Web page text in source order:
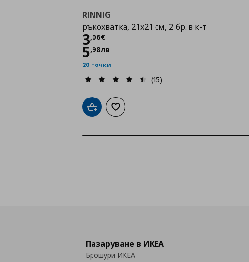
RINNIG
ръкохватка, 21x21 см, 2 бр. в к-т
3,06€
Цена
5,98лв
20 точки
(15)
Добави в кошницата
Добави към списъка с любими
Пазаруване в ИКЕА
Брошури ИКЕА